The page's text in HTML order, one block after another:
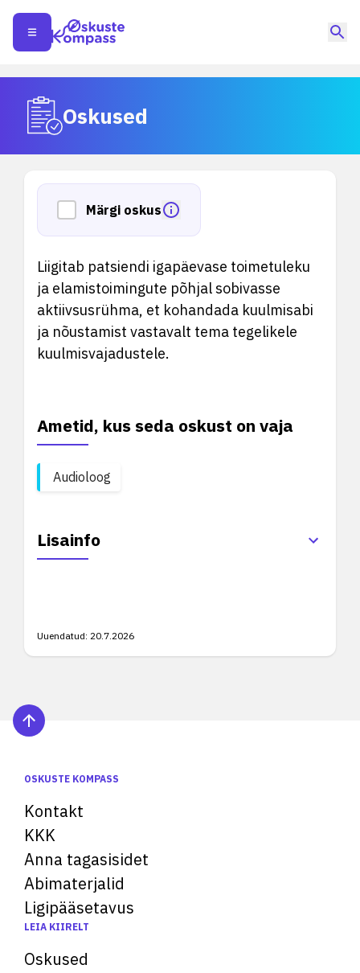
Oskused
Märgi oskus
Liigitab patsiendi igapäevase toimetuleku
ja elamistoimingute põhjal sobivasse
aktiivsusrühma, et kohandada kuulmisabi
ja nõustamist vastavalt tema tegelikele
kuulmisvajadustele.
Ametid, kus seda oskust on vaja
Audioloog
Lisainfo
Uuendatud: 20.7.2026
OSKUSTE KOMPASS
Kontakt
KKK
Anna tagasisidet
Abimaterjalid
Ligipääsetavus
LEIA KIIRELT
Oskused